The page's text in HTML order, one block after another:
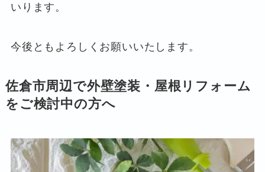
いります。
今後ともよろしくお願いいたします。
佐倉市周辺で外壁塗装・屋根リフォーム
をご検討中の方へ